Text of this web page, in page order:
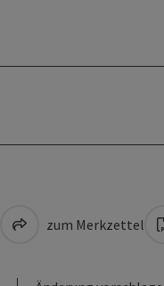
zum Merkzettel